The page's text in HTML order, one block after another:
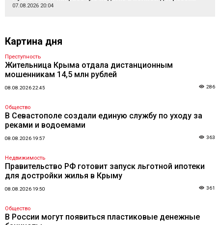
07.08.2026 20:04
Картина дня
Преступность
Жительница Крыма отдала дистанционным
мошенникам 14,5 млн рублей
08.08.2026 22:45 286
Общество
В Севастополе создали единую службу по уходу за
реками и водоемами
08.08.2026 19:57 363
Недвижимость
Правительство РФ готовит запуск льготной ипотеки
для достройки жилья в Крыму
08.08.2026 19:50 361
Общество
В России могут появиться пластиковые денежные